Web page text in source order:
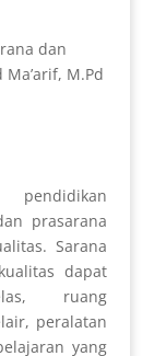
dan
M.Pd
prasarana
Sarana
dapat
ruang
peralatan
yang